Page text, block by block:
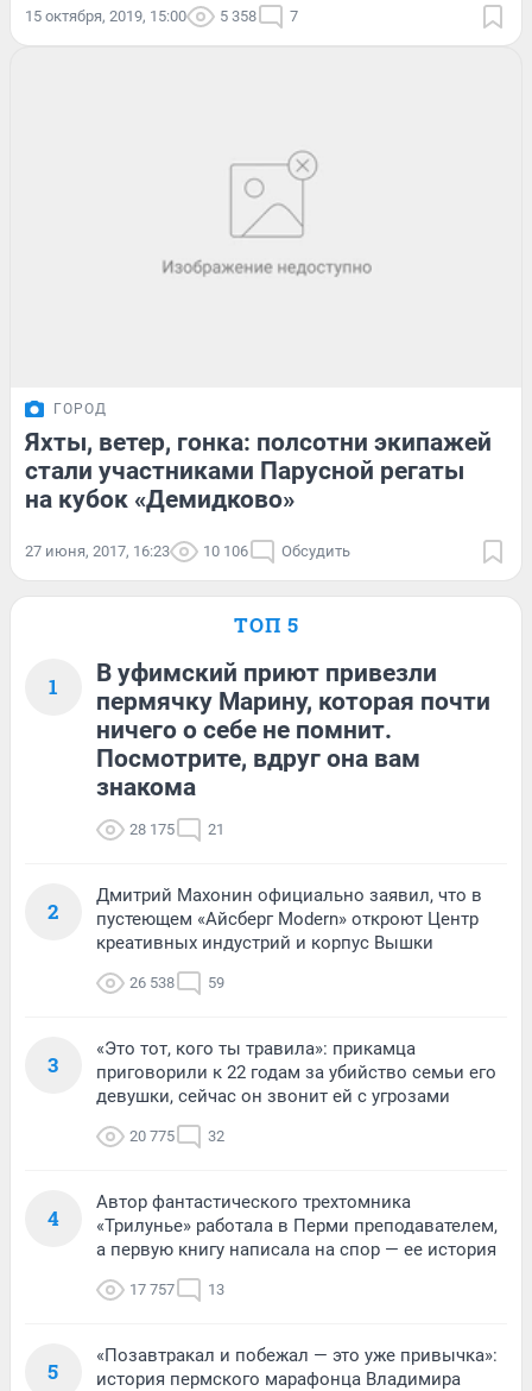
15 октября, 2019, 15:00 5 358 7
ГОРОД
Яхты, ветер, гонка: полсотни экипажей
стали участниками Парусной регаты
на кубок «Демидково»
27 июня, 2017, 16:23 10 106 Обсудить
ТОП 5
1
В уфимский приют привезли
пермячку Марину, которая почти
ничего о себе не помнит.
Посмотрите, вдруг она вам
знакома
28 175 21
2
Дмитрий Махонин официально заявил, что в
пустеющем «Айсберг Modern» откроют Центр
креативных индустрий и корпус Вышки
26 538 59
3
«Это тот, кого ты травила»: прикамца
приговорили к 22 годам за убийство семьи его
девушки, сейчас он звонит ей с угрозами
20 775 32
4
Автор фантастического трехтомника
«Трилунье» работала в Перми преподавателем,
а первую книгу написала на спор — ее история
17 757 13
5
«Позавтракал и побежал — это уже привычка»:
история пермского марафонца Владимира